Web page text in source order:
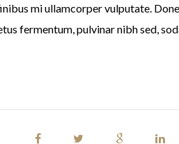
mi ullamcorper vulputate.
fermentum, pulvinar nibh sed,